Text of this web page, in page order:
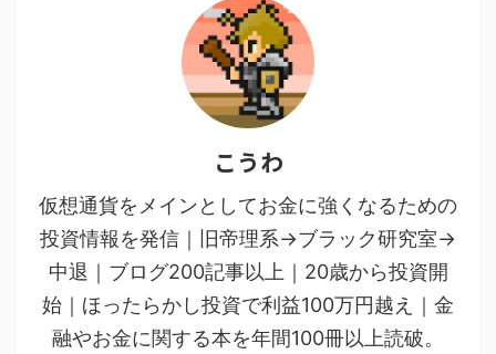
こうわ
仮想通貨をメインとしてお金に強くなるための
投資情報を発信｜旧帝理系→ブラック研究室→
中退｜ブログ200記事以上｜20歳から投資開
始｜ほったらかし投資で利益100万円越え｜金
融やお金に関する本を年間100冊以上読破。